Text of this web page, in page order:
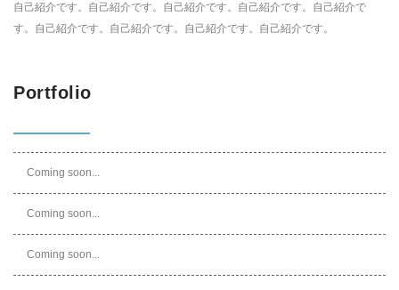
自己紹介です。自己紹介です。自己紹介です。自己紹介です。自己紹介で
す。自己紹介です。自己紹介です。自己紹介です。自己紹介です。
Portfolio
Coming soon...
Coming soon...
Coming soon...